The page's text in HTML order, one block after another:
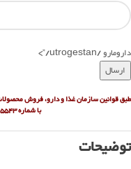
دارومارو /utrogestan/”>
طبق قوانین سازمان غذا و دارو، فروش
با شماره
توضیحات